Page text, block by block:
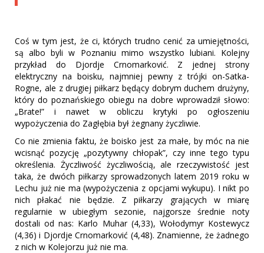
Coś w tym jest, że ci, których trudno cenić za umiejętności,
są albo byli w Poznaniu mimo wszystko lubiani. Kolejny
przykład do Djordje Crnomarković. Z jednej strony
elektryczny na boisku, najmniej pewny z trójki on-Satka-
Rogne, ale z drugiej piłkarz będący dobrym duchem drużyny,
który do poznańskiego obiegu na dobre wprowadził słowo:
„Brate!” i nawet w obliczu krytyki po ogłoszeniu
wypożyczenia do Zagłębia był żegnany życzliwie.
Co nie zmienia faktu, że boisko jest za małe, by móc na nie
wcisnąć pozycję „pozytywny chłopak”, czy inne tego typu
określenia. Życzliwość życzliwością, ale rzeczywistość jest
taka, że dwóch piłkarzy sprowadzonych latem 2019 roku w
Lechu już nie ma (wypożyczenia z opcjami wykupu). I nikt po
nich płakać nie będzie. Z piłkarzy grających w miarę
regularnie w ubiegłym sezonie, najgorsze średnie noty
dostali od nas: Karlo Muhar (4,33), Wołodymyr Kostewycz
(4,36) i Djordje Crnomarković (4,48). Znamienne, że żadnego
z nich w Kolejorzu już nie ma.